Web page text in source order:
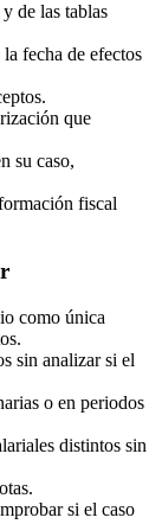
de las tablas
fecha de efectos
que
su caso,
fiscal
como única
sin analizar si el
o en periodos
distintos sin
si el caso